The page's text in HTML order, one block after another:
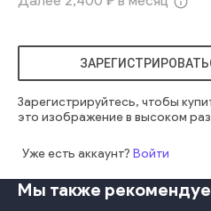
Зарегистрируйтесь, чтобы
это изображение в высоком
Уже есть аккаунт? Войти
Мы также